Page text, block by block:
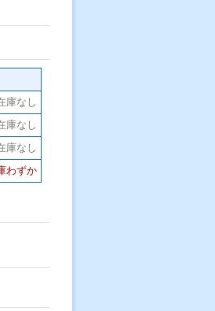
庫なし
庫なし
庫なし
わずか